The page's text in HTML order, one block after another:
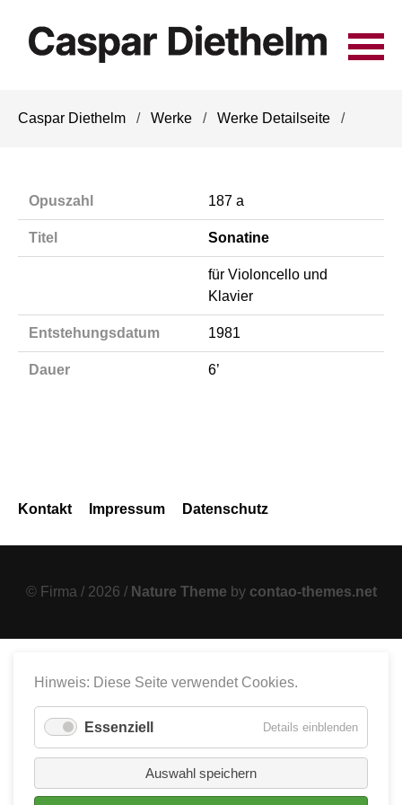
überspringen
Caspar Diethelm Werke Werke Detailseite
Opuszahl 187 a
Titel Sonatine
für Violoncello und
Klavier
Entstehungsdatum 1981
Dauer 6’
überspringen
Kontakt Impressum Datenschutz
© Firma / 2026 / Nature Theme by contao-themes.net
Hinweis: Diese Seite verwendet Cookies.
Essenziell Details einblendenfür
Auswahl speichern